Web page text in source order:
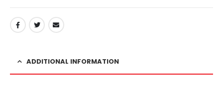
ADDITIONAL INFORMATION